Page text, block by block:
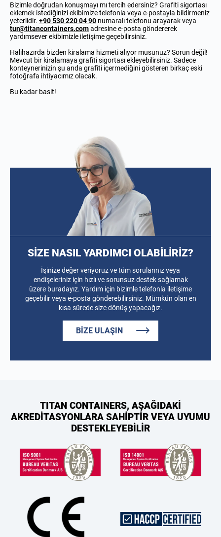
Bizimle doğrudan konuşmayı mı tercih edersiniz? Grafiti sigortası
eklemek istediğinizi ekibimize telefonla veya e-postayla bildirmeniz
yeterlidir. +90 530 220 04 90 numaralı telefonu arayarak veya
tur@titancontainers.comadresine e-posta göndererek
yardımsever ekibimizle iletişime geçebilirsiniz.
Halihazırda bizden kiralama hizmeti alıyor musunuz? Sorun değil!
Mevcut bir kiralamaya grafiti sigortası ekleyebilirsiniz. Sadece
konteynerinizin şu anda grafiti içermediğini gösteren birkaç eski
fotoğrafa ihtiyacımız olacak.
Bu kadar basit!
SİZE NASIL YARDIMCI OLABİLİRİZ?
İşinize değer veriyoruz ve tüm sorularınız veya
endişeleriniz için hızlı ve sorunsuz destek sağlamak
üzere buradayız. Yardım için bizimle telefonla iletişime
geçebilir veya e-posta gönderebilirsiniz. Mümkün olan en
kısa sürede size dönüş yapacağız.
BIZE ULAŞIN
TITAN CONTAINERS, AŞAĞIDAKİ
AKREDİTASYONLARA SAHİPTİR VEYA UYUMU
DESTEKLEYEBİLİR